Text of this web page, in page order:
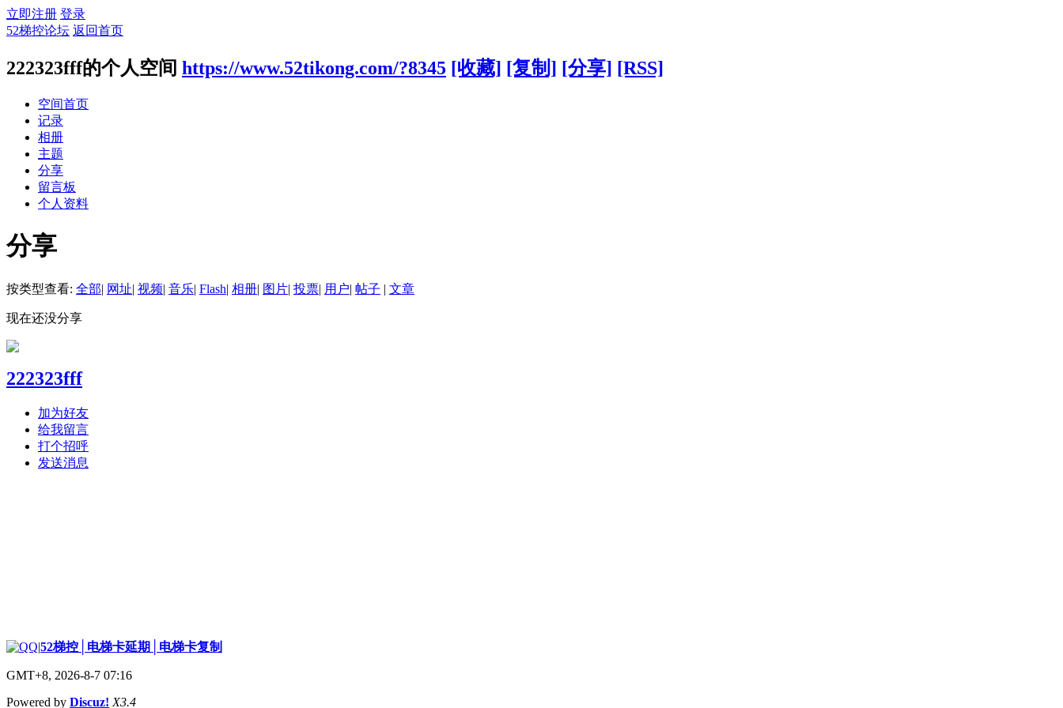
立即注册 登录
52梯控论坛 返回首页
222323fff的个人空间 https://www.52tikong.com/?8345 [收藏] [复制] [分享] [RSS]
空间首页
记录
相册
主题
分享
留言板
个人资料
分享
按类型查看: 全部| 网址| 视频| 音乐| Flash| 相册| 图片| 投票| 用户| 帖子 | 文章
现在还没分享
222323fff
加为好友
给我留言
打个招呼
发送消息
|52梯控│电梯卡延期│电梯卡复制
GMT+8, 2026-8-7 07:16
Powered by Discuz! X3.4